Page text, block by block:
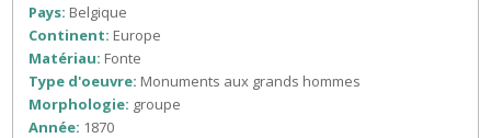
Pays: Belgique
Continent: Europe
Matériau: Fonte
Type d'oeuvre: Monuments aux grands hommes
Morphologie: groupe
Année: 1870